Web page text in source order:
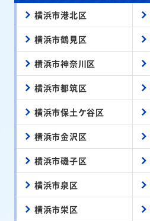
横浜市港北区
横浜市鶴見区
横浜市神奈川区
横浜市都筑区
横浜市保土ケ谷区
横浜市金沢区
横浜市磯子区
横浜市泉区
横浜市栄区